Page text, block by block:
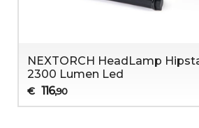
NEXTORCH HeadLamp
2300 Lumen Led
€ 116,90